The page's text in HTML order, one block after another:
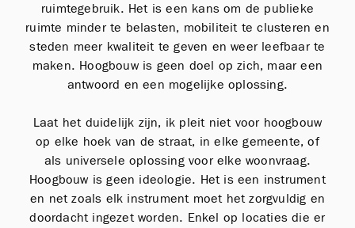
ruimtegebruik. Het is een kans om de publieke
ruimte minder te belasten, mobiliteit te clusteren en
steden meer kwaliteit te geven en weer leefbaar te
maken. Hoogbouw is geen doel op zich, maar een
antwoord en een mogelijke oplossing.
Laat het duidelijk zijn, ik pleit niet voor hoogbouw
op elke hoek van de straat, in elke gemeente, of
als universele oplossing voor elke woonvraag.
Hoogbouw is geen ideologie. Het is een instrument
en net zoals elk instrument moet het zorgvuldig en
doordacht ingezet worden. Enkel op locaties die er